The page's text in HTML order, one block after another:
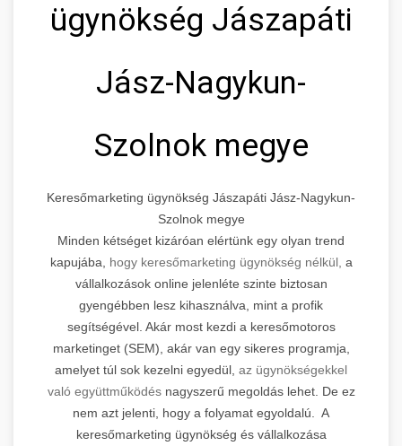
ügynökség Jászapáti
Jász-Nagykun-
Szolnok megye
Keresőmarketing ügynökség Jászapáti Jász-Nagykun-
Szolnok megye
Minden kétséget kizáróan elértünk egy olyan trend
kapujába, hogy keresőmarketing ügynökség nélkül, a
vállalkozások online jelenléte szinte biztosan
gyengébben lesz kihasználva, mint a profik
segítségével. Akár most kezdi a keresőmotoros
marketinget (SEM), akár van egy sikeres programja,
amelyet túl sok kezelni egyedül, az ügynökségekkel
való együttműködésnagyszerű megoldás lehet. De ez
nem azt jelenti, hogy a folyamat egyoldalú. A
keresőmarketing ügynökség és vállalkozása